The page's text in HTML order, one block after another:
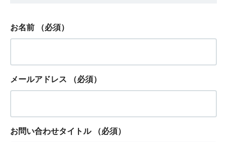
お名前 （必須）
メールアドレス （必須）
お問い合わせタイトル （必須）